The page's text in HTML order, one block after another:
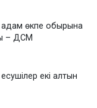
өкпе обырына
– ДСМ
екі алтын